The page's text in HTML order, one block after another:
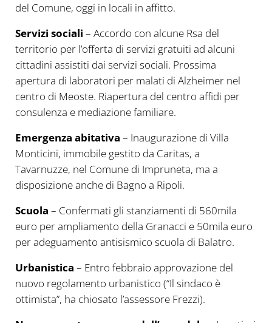
del Comune, oggi in locali in affitto.
Servizi sociali – Accordo con alcune Rsa del
territorio per l’offerta di servizi gratuiti ad alcuni
cittadini assistiti dai servizi sociali. Prossima
apertura di laboratori per malati di Alzheimer nel
centro di Meoste. Riapertura del centro affidi per
consulenza e mediazione familiare.
Emergenza abitativa – Inaugurazione di Villa
Monticini, immobile gestito da Caritas, a
Tavarnuzze, nel Comune di Impruneta, ma a
disposizione anche di Bagno a Ripoli.
Scuola – Confermati gli stanziamenti di 560mila
euro per ampliamento della Granacci e 50mila euro
per adeguamento antisismico scuola di Balatro.
Urbanistica – Entro febbraio approvazione del
nuovo regolamento urbanistico (“Il sindaco è
ottimista”, ha chiosato l’assessore Frezzi).